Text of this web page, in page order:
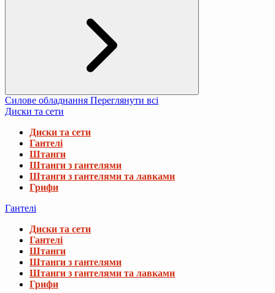
Силове обладнання Переглянути всі
Диски та сети
Диски та сети
Гантелі
Штанги
Штанги з гантелями
Штанги з гантелями та лавками
Грифи
Гантелі
Диски та сети
Гантелі
Штанги
Штанги з гантелями
Штанги з гантелями та лавками
Грифи